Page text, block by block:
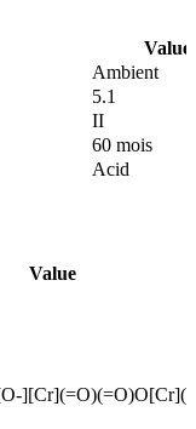
Value
Ambient
5.1
II
60 mois
Acid
Value